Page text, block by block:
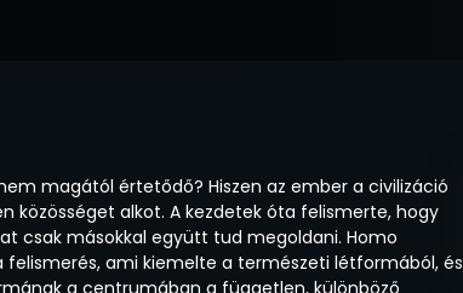
magától értetődő? Hiszen az ember a civilizáció
közösséget alkot. A kezdetek óta felismerte, hogy
csak másokkal együtt tud megoldani. Homo
felismerés, ami kiemelte a természeti létformából, és
a centrumában a független, különböző